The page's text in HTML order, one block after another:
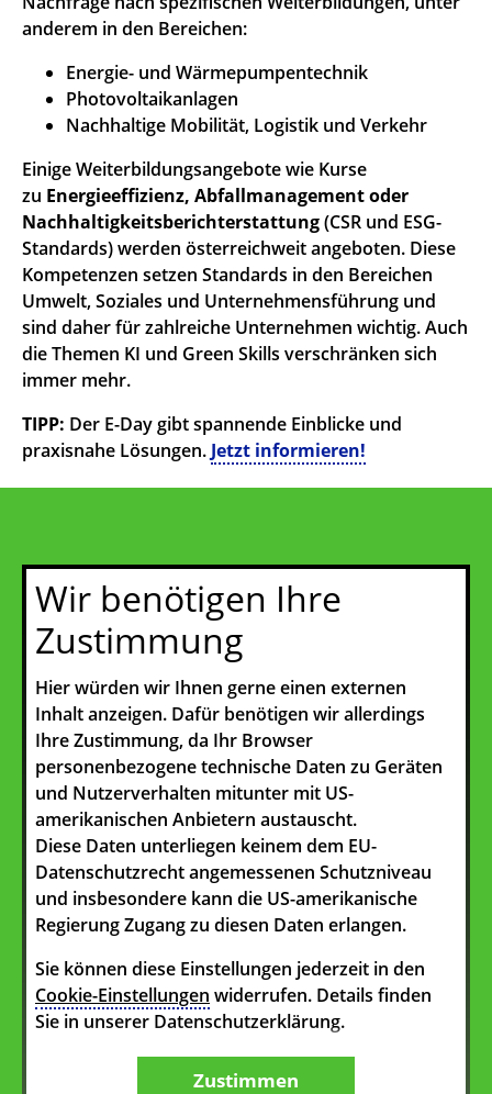
anderem in den Bereichen:
Energie- und Wärmepumpentechnik
Photovoltaikanlagen
Nachhaltige Mobilität, Logistik und Verkehr
Einige Weiterbildungsangebote wie Kurse
zu Energieeffizienz, Abfallmanagement oder
Nachhaltigkeitsberichterstattung(CSR und ESG-
Standards) werden österreichweit angeboten. Diese
Kompetenzen setzen Standards in den Bereichen
Umwelt, Soziales und Unternehmensführung und
sind daher für zahlreiche Unternehmen wichtig. Auch
die Themen KI und Green Skills verschränken sich
immer mehr.
TIPP: Der E-Day gibt spannende Einblicke und
praxisnahe Lösungen. Jetzt informieren!
Wir benötigen Ihre
Zustimmung
Hier würden wir Ihnen gerne einen externen
Inhalt anzeigen. Dafür benötigen wir allerdings
Ihre Zustimmung, da Ihr Browser
personenbezogene technische Daten zu Geräten
und Nutzerverhalten mitunter mit US-
amerikanischen Anbietern austauscht.
Diese Daten unterliegen keinem dem EU-
Datenschutzrecht angemessenen Schutzniveau
und insbesondere kann die US-amerikanische
Regierung Zugang zu diesen Daten erlangen.
Sie können diese Einstellungen jederzeit in den
Cookie-Einstellungen widerrufen. Details finden
Sie in unserer Datenschutzerklärung.
Zustimmen